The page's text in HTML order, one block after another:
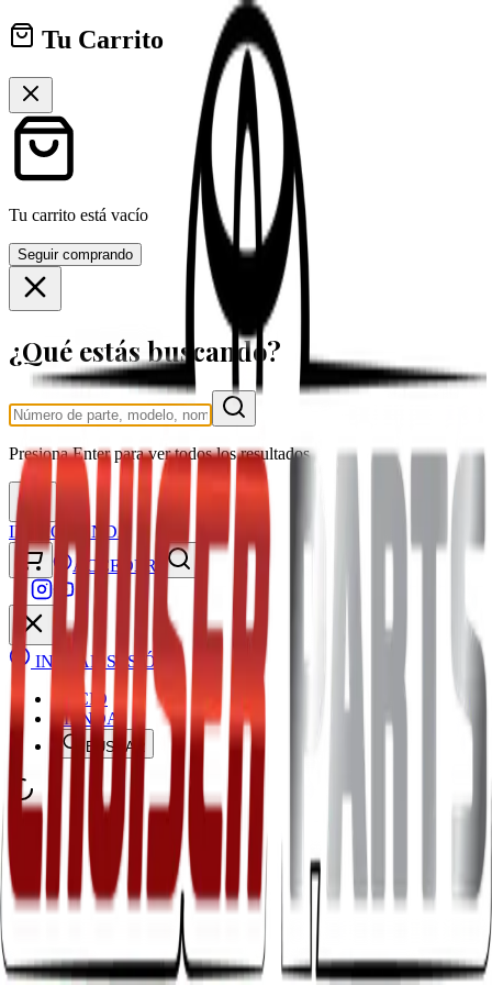
Tu Carrito
Tu carrito está vacío
Seguir comprando
¿Qué estás buscando?
PresionaEnterpara ver todos los resultados
INICIO
TIENDA
ACCEDER
INICIAR SESIÓN
INICIO
TIENDA
BUSCAR